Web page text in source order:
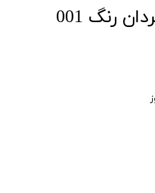
رنگ 001